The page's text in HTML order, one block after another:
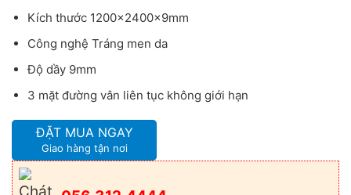
Kích thước 1200x2400x9mm
Công nghệ Tráng men da
Độ dầy 9mm
3 mặt đường vân liên tục không giới hạn
ĐẶT MUA NGAY
Giao hàng tận nơi